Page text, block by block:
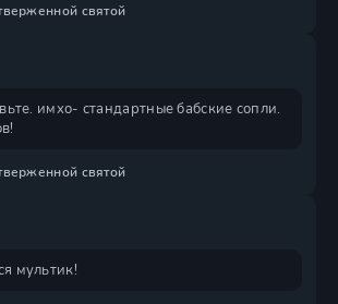
святой
сопли.
святой
мультик!